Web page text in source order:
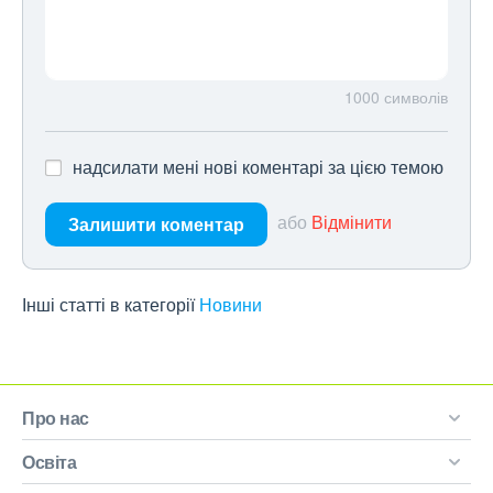
1000 символів
надсилати мені нові коментарі за цією темою
Залишити коментар або Відмінити
Інші статті в категорії Новини
Про нас
Освіта